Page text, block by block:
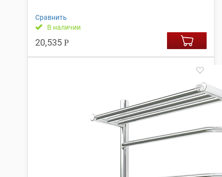
Сравнить
В наличии
20,535 Р